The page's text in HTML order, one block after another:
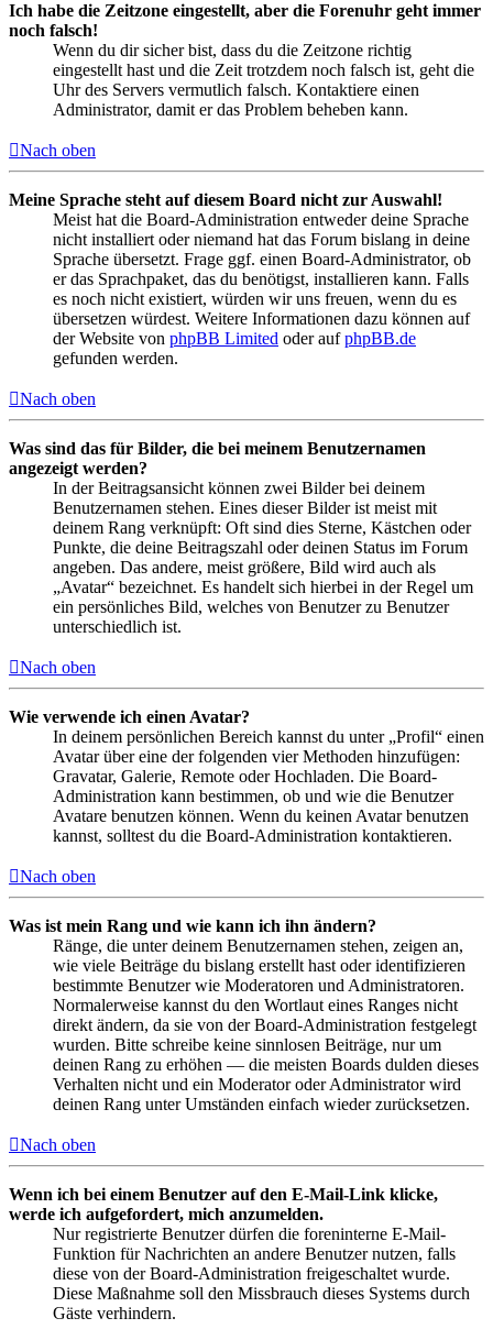
Ich habe die Zeitzone eingestellt, aber die Forenuhr geht immer
noch falsch!
Wenn du dir sicher bist, dass du die Zeitzone richtig
eingestellt hast und die Zeit trotzdem noch falsch ist, geht die
Uhr des Servers vermutlich falsch. Kontaktiere einen
Administrator, damit er das Problem beheben kann.
Nach oben
Meine Sprache steht auf diesem Board nicht zur Auswahl!
Meist hat die Board-Administration entweder deine Sprache
nicht installiert oder niemand hat das Forum bislang in deine
Sprache übersetzt. Frage ggf. einen Board-Administrator, ob
er das Sprachpaket, das du benötigst, installieren kann. Falls
es noch nicht existiert, würden wir uns freuen, wenn du es
übersetzen würdest. Weitere Informationen dazu können auf
der Website von phpBB Limited oder aufphpBB.de
gefunden werden.
Nach oben
Was sind das für Bilder, die bei meinem Benutzernamen
angezeigt werden?
In der Beitragsansicht können zwei Bilder bei deinem
Benutzernamen stehen. Eines dieser Bilder ist meist mit
deinem Rang verknüpft: Oft sind dies Sterne, Kästchen oder
Punkte, die deine Beitragszahl oder deinen Status im Forum
angeben. Das andere, meist größere, Bild wird auch als
„Avatar“ bezeichnet. Es handelt sich hierbei in der Regel um
ein persönliches Bild, welches von Benutzer zu Benutzer
unterschiedlich ist.
Nach oben
Wie verwende ich einen Avatar?
In deinem persönlichen Bereich kannst du unter „Profil“ einen
Avatar über eine der folgenden vier Methoden hinzufügen:
Gravatar, Galerie, Remote oder Hochladen. Die Board-
Administration kann bestimmen, ob und wie die Benutzer
Avatare benutzen können. Wenn du keinen Avatar benutzen
kannst, solltest du die Board-Administration kontaktieren.
Nach oben
Was ist mein Rang und wie kann ich ihn ändern?
Ränge, die unter deinem Benutzernamen stehen, zeigen an,
wie viele Beiträge du bislang erstellt hast oder identifizieren
bestimmte Benutzer wie Moderatoren und Administratoren.
Normalerweise kannst du den Wortlaut eines Ranges nicht
direkt ändern, da sie von der Board-Administration festgelegt
wurden. Bitte schreibe keine sinnlosen Beiträge, nur um
deinen Rang zu erhöhen — die meisten Boards dulden dieses
Verhalten nicht und ein Moderator oder Administrator wird
deinen Rang unter Umständen einfach wieder zurücksetzen.
Nach oben
Wenn ich bei einem Benutzer auf den E-Mail-Link klicke,
werde ich aufgefordert, mich anzumelden.
Nur registrierte Benutzer dürfen die foreninterne E-Mail-
Funktion für Nachrichten an andere Benutzer nutzen, falls
diese von der Board-Administration freigeschaltet wurde.
Diese Maßnahme soll den Missbrauch dieses Systems durch
Gäste verhindern.